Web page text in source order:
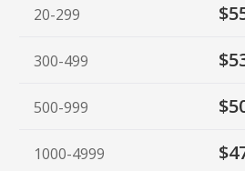
20-299
300-499
500-999
1000-4999